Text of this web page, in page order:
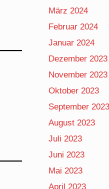
März 2024
Februar 2024
Januar 2024
Dezember 2023
November 2023
Oktober 2023
September 2023
August 2023
Juli 2023
Juni 2023
Mai 2023
April 2023